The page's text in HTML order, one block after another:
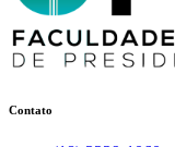
Contato